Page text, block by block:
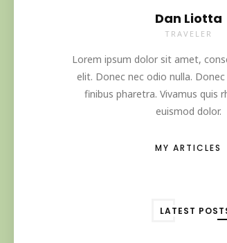
Dan Liotta
TRAVELER
Lorem ipsum dolor sit amet,
elit. Donec nec odio nulla.
finibus pharetra. Vivamus quis
euismod dolor.
MY ARTICLES
LATEST